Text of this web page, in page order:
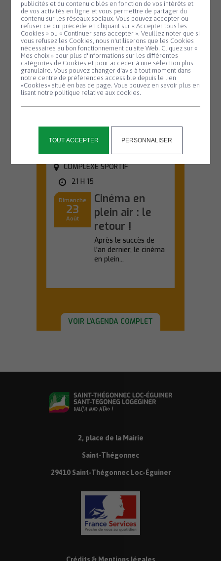
Panneau de gestion des cookies
publicités et du contenu ciblés en fonction de vos intérêts et
de vos activités en ligne et vous permettre de partager du
contenu sur les réseaux sociaux. Vous pouvez accepter ou
refuser ce qui précède en cliquant sur « Accepter tous les
Cookies » ou « Continuer sans accepter ». Veuillez noter que si
vous refusez les Cookies, nous n'utiliserons que les Cookies
nécessaires au bon fonctionnement du site Web. Cliquez sur «
Mes choix » pour plus d'informations sur les différentes
catégories de Cookies et pour accéder à une sélection plus
granulaire. Vous pouvez changer d'avis à tout moment dans
notre centre de préférences accessible depuis le lien
«Cookies» situé en bas de page. Vous pouvez en savoir plus en
lisant notre politique relative aux cookies.
TOUT ACCEPTER PERSONNALISER
Mardi
11
Août
Animation
biodiversité –
Nuit de la
chauve-souris
#2
Partez à la
découverte des
chauves-souris lors
COMPLEXE SPORTIF
21 H 15
Dimanche
23
Août
Cinéma en
plein air : le
retour !
Après le succès de
l'an dernier, le cinéma
en plein...
VOIR L'AGENDA COMPLET
2, place de la Mairie
Saint-Thégonnec
29410 Saint-Thégonnec Loc-Éguiner